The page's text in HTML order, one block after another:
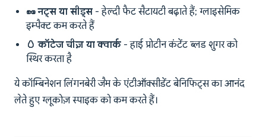
🥜 नट्स या सीड्स - हेल्दी फैट सैटायटी बढ़ाते हैं; ग्लाइसेमिक
इम्पैक्ट कम करते हैं
🥚 कॉटेज चीज़ या क्वार्क - हाई प्रोटीन कंटेंट ब्लड शुगर को
स्थिर करता है
ये कॉम्बिनेशन लिंगनबेरी जैम के एंटीऑक्सीडेंट बेनिफिट्स का आनंद
लेते हुए ग्लूकोज़ स्पाइक को कम करते हैं।